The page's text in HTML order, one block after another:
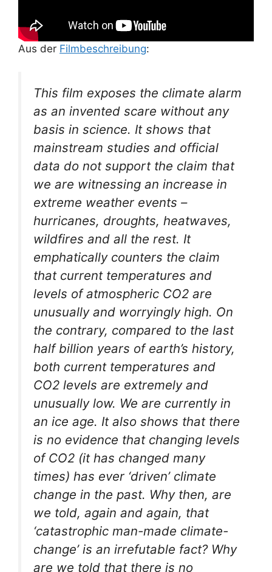
Aus der Filmbeschreibung:
This film exposes the climate alarm
as an invented scare without any
basis in science. It shows that
mainstream studies and official
data do not support the claim that
we are witnessing an increase in
extreme weather events –
hurricanes, droughts, heatwaves,
wildfires and all the rest. It
emphatically counters the claim
that current temperatures and
levels of atmospheric CO2 are
unusually and worryingly high. On
the contrary, compared to the last
half billion years of earth’s history,
both current temperatures and
CO2 levels are extremely and
unusually low. We are currently in
an ice age. It also shows that there
is no evidence that changing levels
of CO2 (it has changed many
times) has ever ‘driven’ climate
change in the past. Why then, are
we told, again and again, that
‘catastrophic man-made climate-
change’ is an irrefutable fact? Why
are we told that there is no